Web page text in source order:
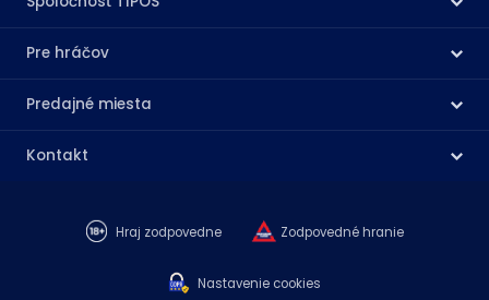
Pre hráčov
Predajné miesta
Kontakt
Hraj zodpovedne Zodpovedné hranie
Nastavenie cookies